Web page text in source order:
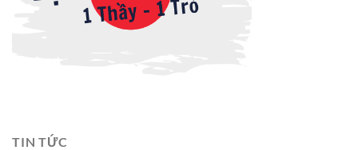
TIN TỨC